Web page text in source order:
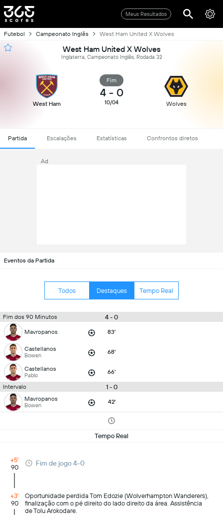
Meus Resultados
Futebol Campeonato Inglês West Ham United X Wolves
West Ham United X Wolves
Inglaterra, Campeonato Inglês, Rodada 32
West Ham
Fim
4 - 0
10/04 Wolves
Partida Escalações Estatísticas Confrontos diretos
Ad
Eventos da Partida
Todos Destaques Tempo Real
Fim dos 90 Minutos 4 - 0
Mavropanos 83'
Castellanos
Bowen 68'
Castellanos
Pablo 66'
Intervalo 1 - 0
Mavropanos
Bowen 42'
Tempo Real
+5'
90
Fim de jogo 4-0
+3'
90
Oportunidade perdida Tom Edozie (Wolverhampton Wanderers),
finalização com o pé direito do lado direito da área. Assistência
de Tolu Arokodare.